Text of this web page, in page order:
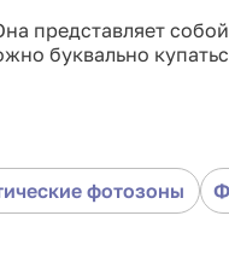
представляет
буквально
фотозоны